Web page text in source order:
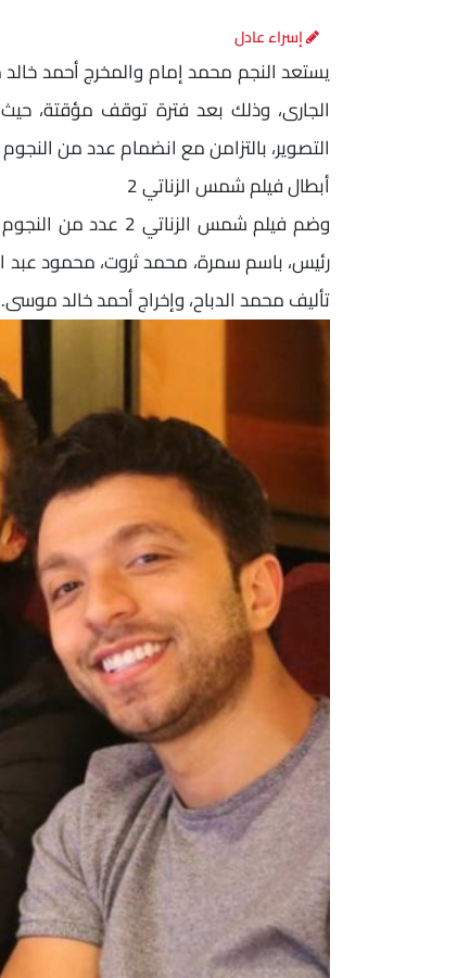
إسراء عادل
الجارى، وذلك بعد فترة توقف مؤقتة،
التصوير، بالتزامن مع انضمام عدد من
أبطال فيلم شمس الزناتي 2
وضم فيلم شمس
رئيس، باسم سمرة، محمد ثروت، محمود عبد
تأليف محمد الدباح، وإخراج أحمد خالد موسى.